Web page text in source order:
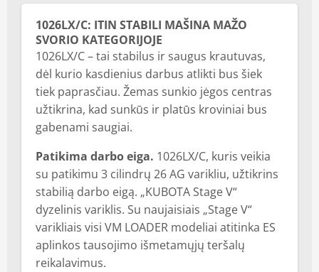
1026LX/C: ITIN STABILI MAŠINA MAŽO
SVORIO KATEGORIJOJE
1026LX/C – tai stabilus ir saugus krautuvas,
dėl kurio kasdienius darbus atlikti bus šiek
tiek paprasčiau. Žemas sunkio jėgos centras
užtikrina, kad sunkūs ir platūs kroviniai bus
gabenami saugiai.
Patikima darbo eiga. 1026LX/C, kuris veikia
su patikimu 3 cilindrų 26 AG varikliu, užtikrins
stabilią darbo eigą. „KUBOTA Stage V“
dyzelinis variklis. Su naujaisiais „Stage V“
varikliais visi VM LOADER modeliai atitinka ES
aplinkos tausojimo išmetamųjų teršalų
reikalavimus.